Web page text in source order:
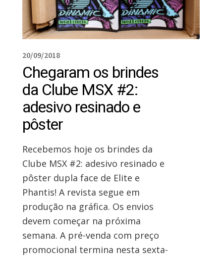
20/09/2018
Chegaram os brindes
da Clube MSX #2:
adesivo resinado e
pôster
Recebemos hoje os brindes da
Clube MSX #2: adesivo resinado e
pôster dupla face de Elite e
Phantis! A revista segue em
produção na gráfica. Os envios
devem começar na próxima
semana. A pré-venda com preço
promocional termina nesta sexta-